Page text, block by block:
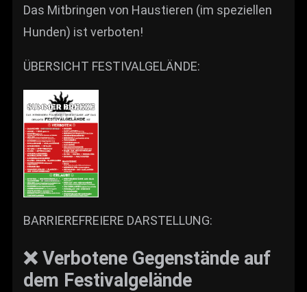
Das Mitbringen von Haustieren (im speziellen
Hunden) ist verboten!
ÜBERSICHT FESTIVALGELÄNDE:
BARRIEREFREIERE DARSTELLUNG:
❌ Verbotene Gegenstände auf
dem Festivalgelände